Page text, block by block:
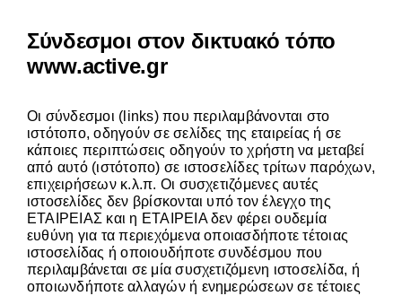
Σύνδεσμοι στον δικτυακό τόπο
www.active.gr
Οι σύνδεσμοι (links) που περιλαμβάνονται στο
ιστότοπο, οδηγούν σε σελίδες της εταιρείας ή σε
κάποιες περιπτώσεις οδηγούν το χρήστη να μεταβεί
από αυτό (ιστότοπο) σε ιστοσελίδες τρίτων παρόχων,
επιχειρήσεων κ.λ.π. Οι συσχετιζόμενες αυτές
ιστοσελίδες δεν βρίσκονται υπό τον έλεγχο της
ΕΤΑΙΡΕΙΑΣ και η ΕΤΑΙΡΕΙΑ δεν φέρει ουδεμία
ευθύνη για τα περιεχόμενα οποιασδήποτε τέτοιας
ιστοσελίδας ή οποιουδήποτε συνδέσμου που
περιλαμβάνεται σε μία συσχετιζόμενη ιστοσελίδα, ή
οποιωνδήποτε αλλαγών ή ενημερώσεων σε τέτοιες